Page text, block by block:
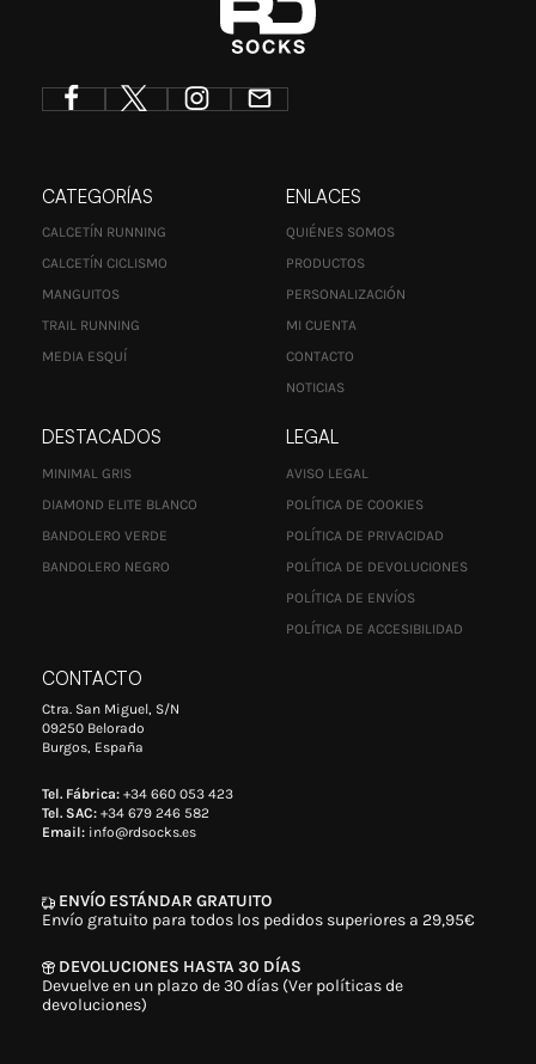
CATEGORÍAS
CALCETÍN RUNNING
CALCETÍN CICLISMO
MANGUITOS
TRAIL RUNNING
MEDIA ESQUÍ
ENLACES
QUIÉNES SOMOS
PRODUCTOS
PERSONALIZACIÓN
MI CUENTA
CONTACTO
NOTICIAS
DESTACADOS
MINIMAL GRIS
DIAMOND ELITE BLANCO
BANDOLERO VERDE
BANDOLERO NEGRO
LEGAL
AVISO LEGAL
POLÍTICA DE COOKIES
POLÍTICA DE PRIVACIDAD
POLÍTICA DE DEVOLUCIONES
POLÍTICA DE ENVÍOS
POLÍTICA DE ACCESIBILIDAD
CONTACTO
Ctra. San Miguel, S/N
09250 Belorado
Burgos, España
Tel. Fábrica: +34 660 053 423
Tel. SAC: +34 679 246 582
Email: info@rdsocks.es
ENVÍO ESTÁNDAR GRATUITO
Envío gratuito para todos los pedidos superiores a 29,95€
DEVOLUCIONES HASTA 30 DÍAS
Devuelve en un plazo de 30 días (Ver políticas de
devoluciones)